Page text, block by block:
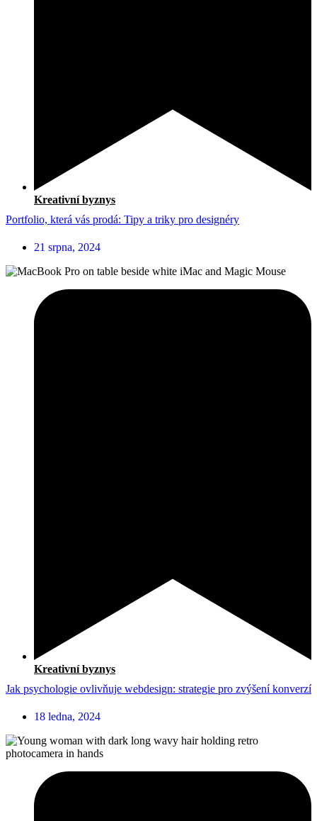
Kreativní byznys
Portfolio, která vás prodá: Tipy a triky pro designéry
21 srpna, 2024
Kreativní byznys
Jak psychologie ovlivňuje webdesign: strategie pro zvýšení konverzí
18 ledna, 2024